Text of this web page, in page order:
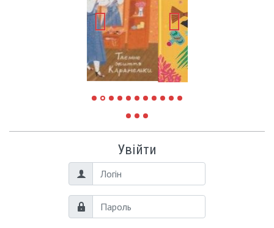
Увійти
Логін
Пароль